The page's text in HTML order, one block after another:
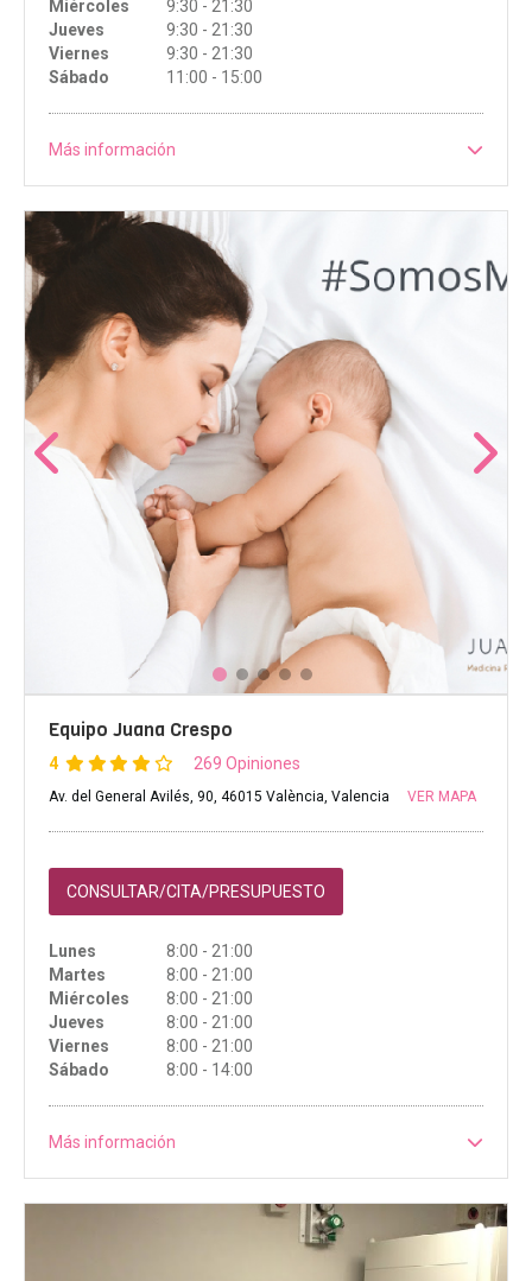
Miércoles
9:30 - 21:30
Jueves
9:30 - 21:30
Viernes
9:30 - 21:30
Sábado
11:00 - 15:00
Más información
Equipo Juana Crespo
4 269 Opiniones
Av. del General Avilés, 90, 46015 València, Valencia VER MAPA
CONSULTAR/CITA/PRESUPUESTO
Lunes
8:00 - 21:00
Martes
8:00 - 21:00
Miércoles
8:00 - 21:00
Jueves
8:00 - 21:00
Viernes
8:00 - 21:00
Sábado
8:00 - 14:00
Más información